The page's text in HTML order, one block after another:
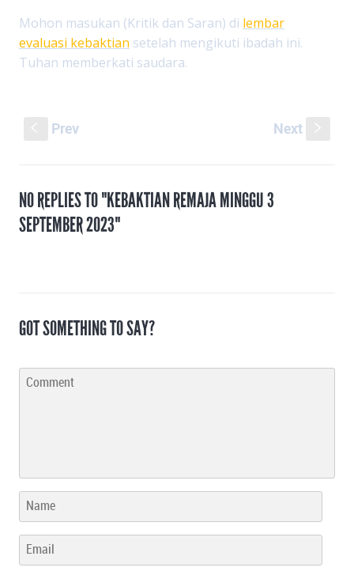
Mohon masukan (Kritik dan Saran) di lembar
evaluasi kebaktian setelah mengikuti ibadah ini.
Tuhan memberkati saudara.
Prev Next
NO REPLIES TO "KEBAKTIAN REMAJA MINGGU 3
SEPTEMBER 2023"
GOT SOMETHING TO SAY?